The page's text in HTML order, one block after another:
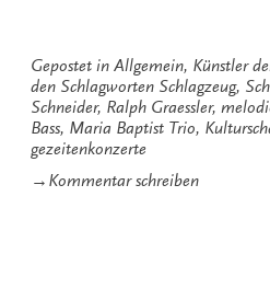
Schloss
Lütetsburg“
Gepostet in Allgemein, Künstler
den Schlagworten Schlagzeug,
Schneider, Ralph Graessler,
Bass, Maria Baptist Trio,
gezeitenkonzerte
→ Kommentar schreibenzu